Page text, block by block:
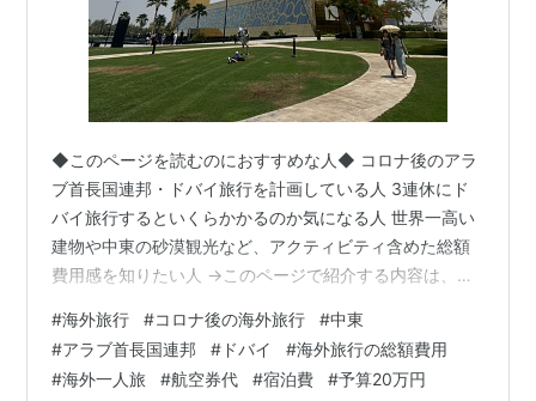
◆このページを読むのにおすすめな人◆ コロナ後のアラ
ブ首長国連邦・ドバイ旅行を計画している人 3連休にド
バイ旅行するといくらかかるのか気になる人 世界一高い
建物や中東の砂漠観光など、アクティビティ含めた総額
費用感を知りたい人 →このページで紹介する内容は、、
録】ドバイ旅行の費用は？2泊3日1人旅で世界一の建物・
人工島や砂漠観光した予算総額 航空券代・宿泊費・食
費・通信費・交通費・観光費など実費公開
#海外旅行 #コロナ後の海外旅行 #中東
#アラブ首長国連邦 # ドバイ #海外旅行の総額費用
#海外一人旅 #航空券代 #宿泊費 #予算20万円